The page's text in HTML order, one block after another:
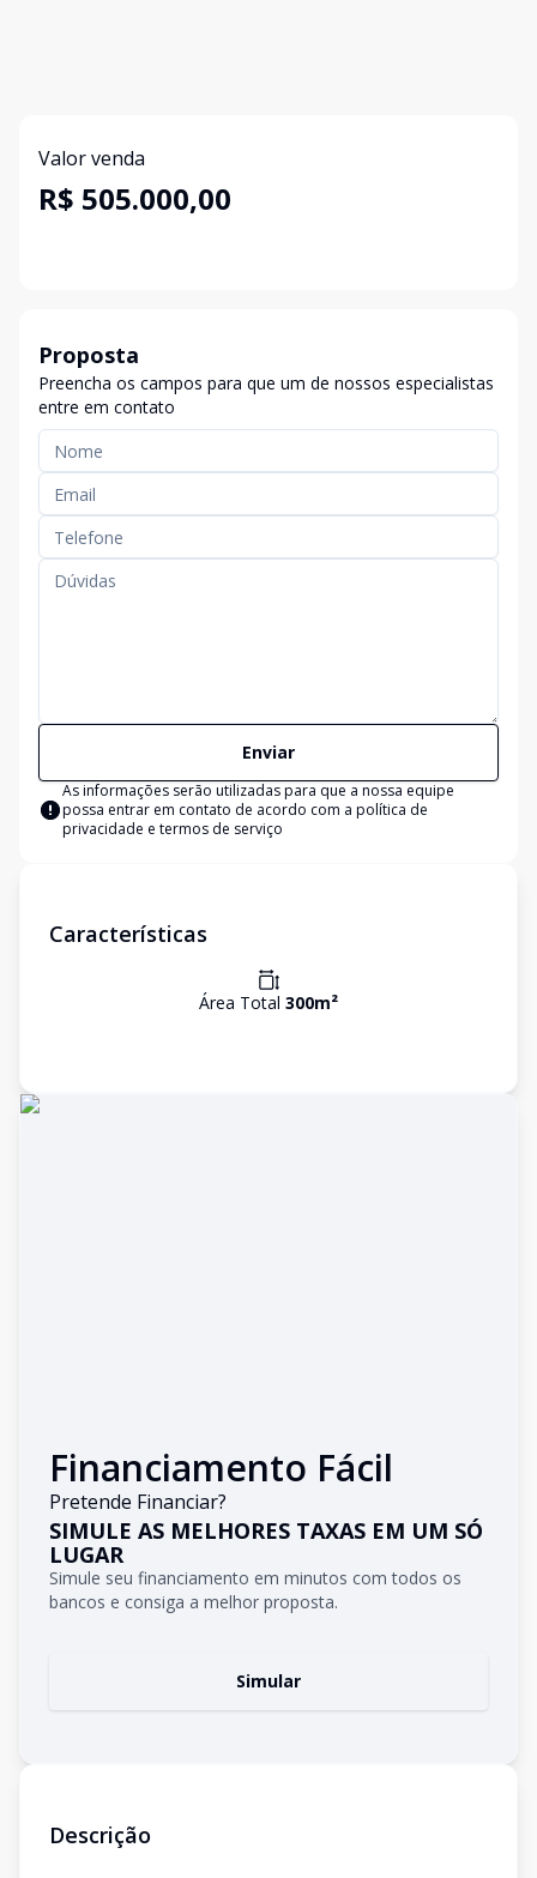
Valor venda
R$ 505.000,00
Proposta
Preencha os campos para que um de nossos especialistas
entre em contato
Enviar
As informações serão utilizadas para que a nossa equipe
possa entrar em contato de acordo com a política de
privacidade e termos de serviço
Características
Área Total 300m²
Financiamento Fácil
Pretende Financiar?
SIMULE AS MELHORES TAXAS EM UM SÓ
LUGAR
Simule seu financiamento em minutos com todos os
bancos e consiga a melhor proposta.
Simular
Descrição